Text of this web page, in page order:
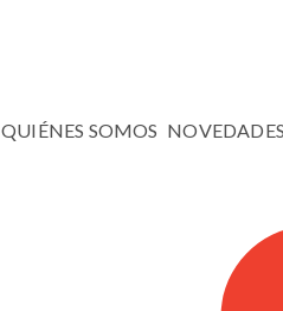
QUIÉNES SOMOS NOVEDADES